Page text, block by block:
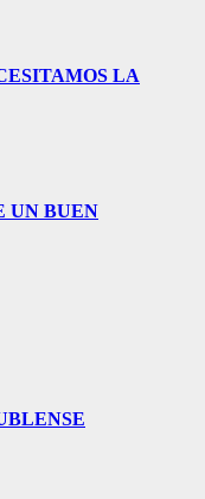
LA
UN BUEN